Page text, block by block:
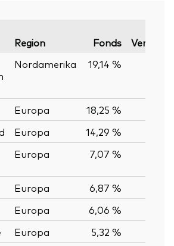
Region Fonds
Nordamerika 19,14 %
Europa
18,25 %
Europa
14,29 %
Europa 7,07 %
Europa
6,87 %
Europa
6,06 %
Europa 5,32 %